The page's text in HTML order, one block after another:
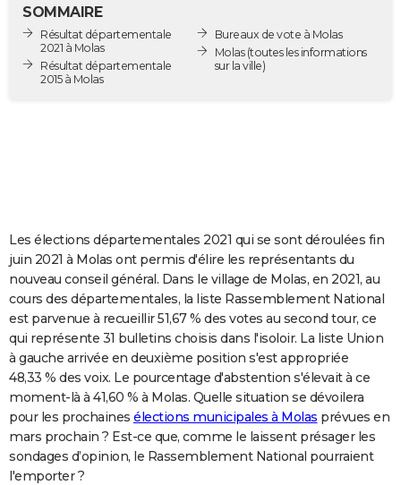
Destinations
City break
Voyage nature
Voyage de noces
Forum
Climat
GUIDES D'ACHAT
COPAINS D'AVANT
Se connecter
Collèges
Universités
Service militaire
Avis de recherche
AVIS DE DÉCÈS
FORUM
Bricolage
Lifestyle
Culture
Sport
Auto
Television
Voyage
Cinema
SOMMAIRE
Résultat départementale
2021 à Molas
Résultat départementale
2015 à Molas
Bureaux de vote à Molas
Molas(toutes les informations
sur la ville)
Les élections départementales 2021 qui se sont déroulées fin
juin 2021 à Molas ont permis d'élire les représentants du
nouveau conseil général. Dans le village de Molas, en 2021, au
cours des départementales, la liste Rassemblement National
est parvenue à recueillir 51,67 % des votes au second tour, ce
qui représente 31 bulletins choisis dans l'isoloir. La liste Union
à gauche arrivée en deuxième position s'est appropriée
48,33 % des voix. Le pourcentage d'abstention s'élevait à ce
moment-là à 41,60 % à Molas. Quelle situation se dévoilera
pour les prochaines élections municipales à Molas prévues en
mars prochain ? Est-ce que, comme le laissent présager les
sondages d’opinion, le Rassemblement National pourraient
l'emporter ?